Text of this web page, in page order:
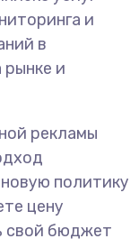
и
в
рынке и
рекламы
политику
цену
свой бюджет